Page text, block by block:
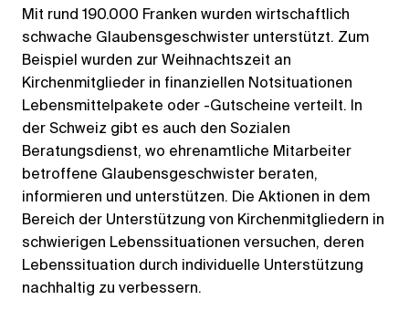
Mit rund 190.000 Franken wurden wirtschaftlich
schwache Glaubensgeschwister unterstützt. Zum
Beispiel wurden zur Weihnachtszeit an
Kirchenmitglieder in finanziellen Notsituationen
Lebensmittelpakete oder -Gutscheine verteilt. In
der Schweiz gibt es auch den Sozialen
Beratungsdienst, wo ehrenamtliche Mitarbeiter
betroffene Glaubensgeschwister beraten,
informieren und unterstützen. Die Aktionen in dem
Bereich der Unterstützung von Kirchenmitgliedern in
schwierigen Lebenssituationen versuchen, deren
Lebenssituation durch individuelle Unterstützung
nachhaltig zu verbessern.